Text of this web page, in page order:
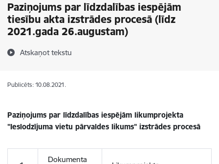
Paziņojums par līdzdalības iespējām
tiesību akta izstrādes procesā (līdz
2021.gada 26.augustam)
Atskaņot tekstu
Publicēts: 10.08.2021.
Paziņojums par līdzdalības iespējām likumprojekta
"Ieslodzījuma vietu pārvaldes likums" izstrādes procesā
Dokumenta